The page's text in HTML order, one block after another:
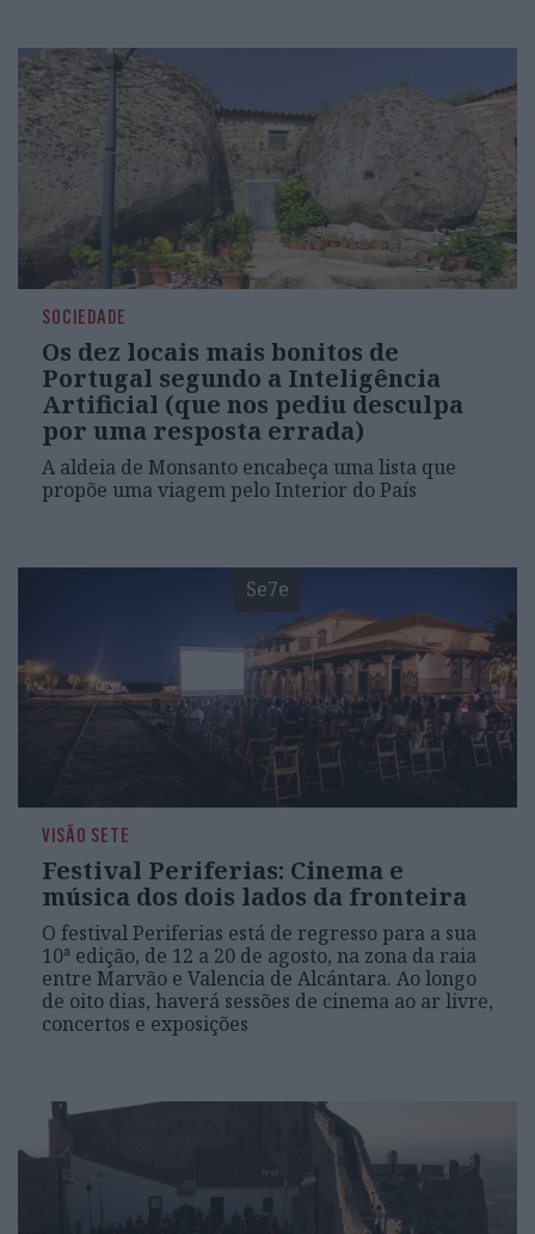
SOCIEDADE
Os dez locais mais bonitos de
Portugal segundo a Inteligência
Artificial (que nos pediu desculpa
por uma resposta errada)
A aldeia de Monsanto encabeça uma lista que
propõe uma viagem pelo Interior do País
Se7e
VISÃO SETE
Festival Periferias: Cinema e
música dos dois lados da fronteira
O festival Periferias está de regresso para a sua
10ª edição, de 12 a 20 de agosto, na zona da raia
entre Marvão e Valencia de Alcántara. Ao longo
de oito dias, haverá sessões de cinema ao ar livre,
concertos e exposições